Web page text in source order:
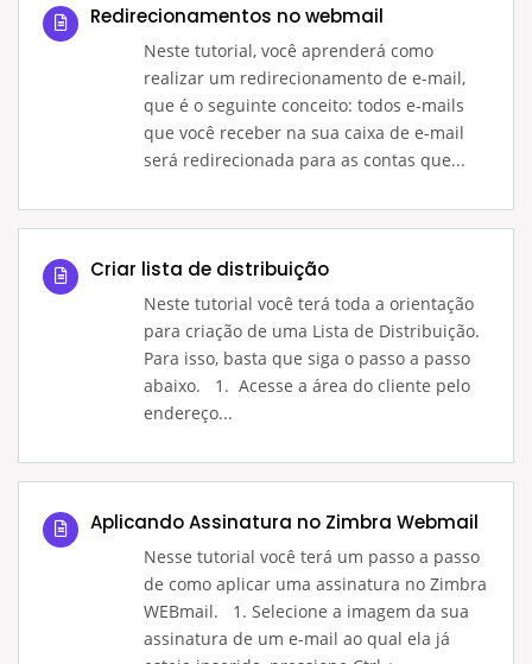
Redirecionamentos no webmail
Neste tutorial, você aprenderá como
realizar um redirecionamento de e-mail,
que é o seguinte conceito: todos e-mails
que você receber na sua caixa de e-mail
será redirecionada para as contas que...
Criar lista de distribuição
Neste tutorial você terá toda a orientação
para criação de uma Lista de Distribuição.
Para isso, basta que siga o passo a passo
abaixo. 1. Acesse a área do cliente pelo
endereço...
Aplicando Assinatura no Zimbra Webmail
Nesse tutorial você terá um passo a passo
de como aplicar uma assinatura no Zimbra
WEBmail. 1. Selecione a imagem da sua
assinatura de um e-mail ao qual ela já